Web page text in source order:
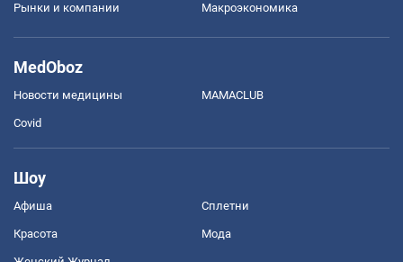
Рынки и компании Mакроэкономика
MedOboz
Новости медицины MAMACLUB
Covid
Шоу
Афиша Сплетни
Красота Мода